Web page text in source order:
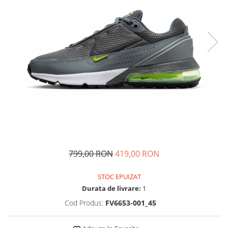
Geci si veste copii
Pantaloni scurti Copii
Accesorii
Ingrijire incaltaminte
799,00 RON419,00 RON
STOC EPUIZAT
Durata de livrare: 1
Cod Produs: FV6653-001_45